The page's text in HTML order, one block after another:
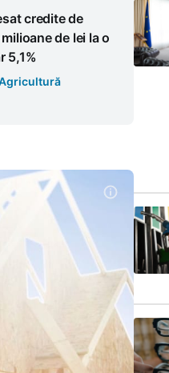
credite de
de lei la o
5,1%